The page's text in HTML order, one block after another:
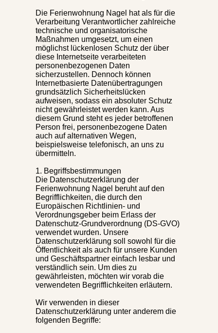
Die Ferienwohnung Nagel hat als für die
Verarbeitung Verantwortlicher zahlreiche
technische und organisatorische
Maßnahmen umgesetzt, um einen
möglichst lückenlosen Schutz der über
diese Internetseite verarbeiteten
personenbezogenen Daten
sicherzustellen. Dennoch können
Internetbasierte Datenübertragungen
grundsätzlich Sicherheitslücken
aufweisen, sodass ein absoluter Schutz
nicht gewährleistet werden kann. Aus
diesem Grund steht es jeder betroffenen
Person frei, personenbezogene Daten
auch auf alternativen Wegen,
beispielsweise telefonisch, an uns zu
übermitteln.
1. Begriffsbestimmungen
Die Datenschutzerklärung der
Ferienwohnung Nagel beruht auf den
Begrifflichkeiten, die durch den
Europäischen Richtlinien- und
Verordnungsgeber beim Erlass der
Datenschutz-Grundverordnung (DS-GVO)
verwendet wurden. Unsere
Datenschutzerklärung soll sowohl für die
Öffentlichkeit als auch für unsere Kunden
und Geschäftspartner einfach lesbar und
verständlich sein. Um dies zu
gewährleisten, möchten wir vorab die
verwendeten Begrifflichkeiten erläutern.
Wir verwenden in dieser
Datenschutzerklärung unter anderem die
folgenden Begriffe: